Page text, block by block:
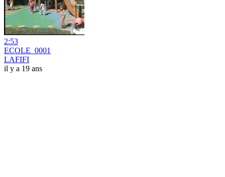
2:53
ECOLE_0001
LAFIFI
il y a 19 ans